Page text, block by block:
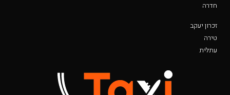
חדרה
זכרון יעקב
טירה
עתלית